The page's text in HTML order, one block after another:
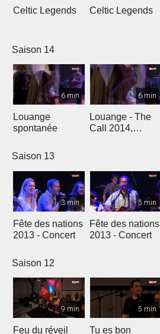
Celtic Legends Celtic Legends
Saison 14
6 min
Louange
spontanée
6 min
Louange - The
Call 2014,
Saison 13
3 min
Fête des nations
2013 - Concert
5 min
Fête des nations
2013 - Concert
Saison 12
9 min
Feu du réveil
5 min
Tu es bon